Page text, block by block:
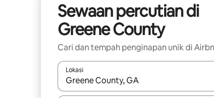
Sewaan percutian di
Greene County
Cari dan tempah penginapan unik di
Lokasi
Apabila hasil tersedia, navigasi dengan